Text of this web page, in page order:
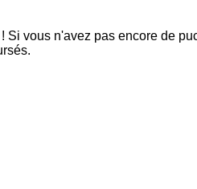
vous n'avez pas encore de